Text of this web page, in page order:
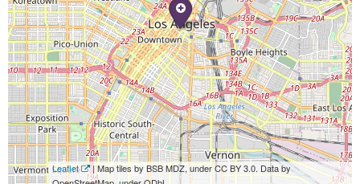
Leaflet
| Map tiles by BSB MDZ, under CC BY 3.0. Data by